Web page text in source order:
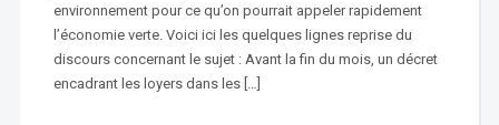
environnement pour ce qu’on pourrait appeler rapidement
l’économie verte. Voici ici les quelques lignes reprise du
discours concernant le sujet : Avant la fin du mois, un décret
encadrant les loyers dans les […]